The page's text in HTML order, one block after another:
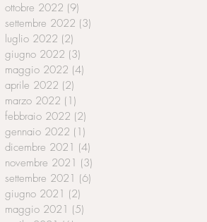
ottobre 2022 (9)
settembre 2022 (3)
luglio 2022 (2)
giugno 2022 (3)
maggio 2022 (4)
aprile 2022 (2)
marzo 2022 (1)
febbraio 2022 (2)
gennaio 2022 (1)
dicembre 2021 (4)
novembre 2021 (3)
settembre 2021 (6)
giugno 2021 (2)
maggio 2021 (5)